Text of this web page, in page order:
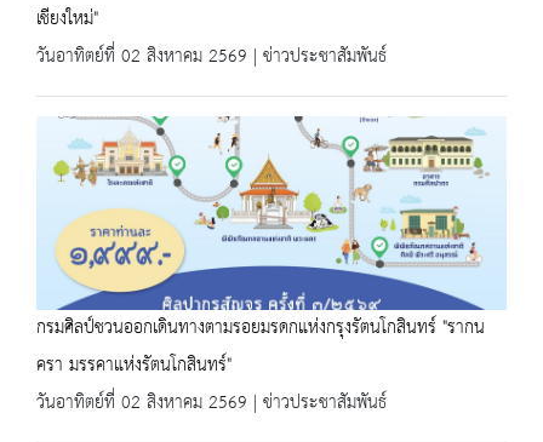
เชียงใหม่"
วันอาทิตย์ที่ 02 สิงหาคม 2569 | ข่าวประชาสัมพันธ์
กรมศิลป์ชวนออกเดินทางตามรอยมรดกแห่งกรุงรัตนโกสินทร์ "รากน
ครา มรรคาแห่งรัตนโกสินทร์"
วันอาทิตย์ที่ 02 สิงหาคม 2569 | ข่าวประชาสัมพันธ์